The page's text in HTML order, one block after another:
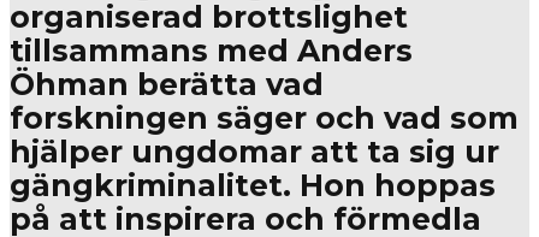
organiserad brottslighet
tillsammans med Anders
Öhman berätta vad
forskningen säger och vad som
hjälper ungdomar att ta sig ur
gängkriminalitet. Hon hoppas
på att inspirera och förmedla